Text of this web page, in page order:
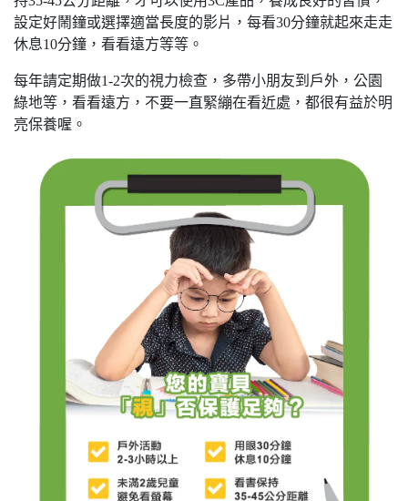
設定好鬧鐘或選擇適當長度的影片，每看30分鐘就起來走走
休息10分鐘，看看遠方等等。
每年請定期做1-2次的視力檢查，多帶小朋友到戶外，公園
綠地等，看看遠方，不要一直緊繃在看近處，都很有益於明
亮保養喔。